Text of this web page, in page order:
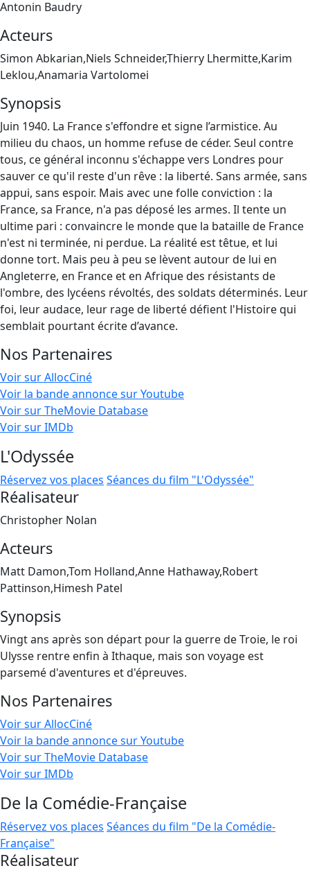
Antonin Baudry
Acteurs
Simon Abkarian,Niels Schneider,Thierry Lhermitte,Karim
Leklou,Anamaria Vartolomei
Synopsis
Juin 1940. La France s'effondre et signe l’armistice. Au
milieu du chaos, un homme refuse de céder. Seul contre
tous, ce général inconnu s'échappe vers Londres pour
sauver ce qu'il reste d'un rêve : la liberté. Sans armée, sans
appui, sans espoir. Mais avec une folle conviction : la
France, sa France, n'a pas déposé les armes. Il tente un
ultime pari : convaincre le monde que la bataille de France
n'est ni terminée, ni perdue. La réalité est têtue, et lui
donne tort. Mais peu à peu se lèvent autour de lui en
Angleterre, en France et en Afrique des résistants de
l'ombre, des lycéens révoltés, des soldats déterminés. Leur
foi, leur audace, leur rage de liberté défient l'Histoire qui
semblait pourtant écrite d’avance.
Nos Partenaires
Voir sur AllocCiné
Voir la bande annonce sur Youtube
Voir sur TheMovie Database
Voir sur IMDb
L'Odyssée
Réservez vos places Séances du film "L'Odyssée"
Réalisateur
Christopher Nolan
Acteurs
Matt Damon,Tom Holland,Anne Hathaway,Robert
Pattinson,Himesh Patel
Synopsis
Vingt ans après son départ pour la guerre de Troie, le roi
Ulysse rentre enfin à Ithaque, mais son voyage est
parsemé d'aventures et d'épreuves.
Nos Partenaires
Voir sur AllocCiné
Voir la bande annonce sur Youtube
Voir sur TheMovie Database
Voir sur IMDb
De la Comédie-Française
Réservez vos places Séances du film "De la Comédie-
Française"
Réalisateur